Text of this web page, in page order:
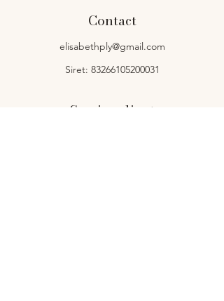
Contact
elisabethply@gmail.com
Siret: 83266105200031
Service client